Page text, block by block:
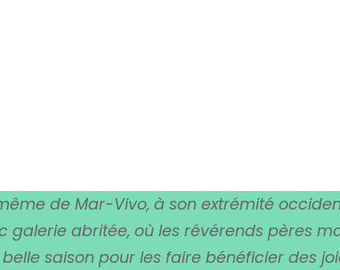
de Mar-Vivo, à son extrémité
galerie abritée, où les révérends pères
saison pour les faire bénéficier des